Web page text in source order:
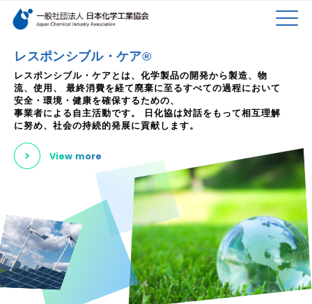
検索キーワード
レスポンシブル・ケア®
レスポンシブル・ケアとは、化学製品の開発から製造、物
流、使用、
最終消費を経て廃棄に至るすべての過程において
安全・環境・健康を確保するための、
事業者による自主活動です。
日化協は対話をもって相互理解
に努め、社会の持続的発展に貢献します。
View more